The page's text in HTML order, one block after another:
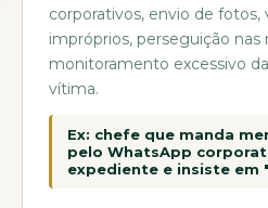
corporativos, envio de fotos,
impróprios, perseguição nas
monitoramento excessivo
vítima.
Ex: chefe que manda
pelo WhatsApp
expediente e insiste em